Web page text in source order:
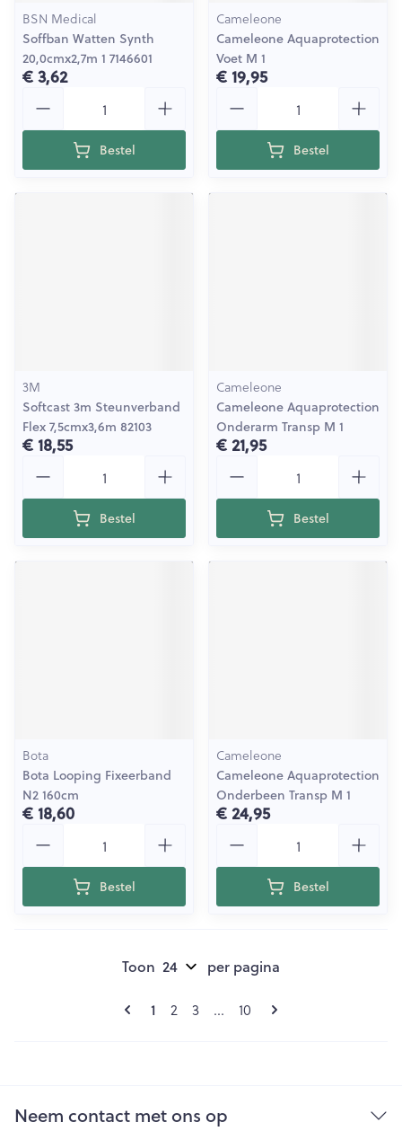
BSN Medical
Soffban Watten Synth
20,0cmx2,7m 1 7146601
€ 3,62
Bestel
Cameleone
Cameleone Aquaprotection
Voet M 1
€ 19,95
Bestel
3M
Softcast 3m Steunverband
Flex 7,5cmx3,6m 82103
€ 18,55
Bestel
Cameleone
Cameleone Aquaprotection
Onderarm Transp M 1
€ 21,95
Bestel
Bota
Bota Looping Fixeerband
N2 160cm
€ 18,60
Bestel
Cameleone
Cameleone Aquaprotection
Onderbeen Transp M 1
€ 24,95
Bestel
Pagina's
U lees momenteel pagina
1 Pagina
2 Pagina
3 ... Pagina
10
Toon per pagina
Neem contact met ons op